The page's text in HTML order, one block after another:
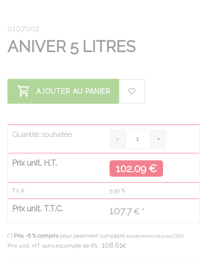
0107002
ANIVER 5 LITRES
AJOUTER AU PANIER
Quantité souhaitée
Prix unit. H.T. 102.09 €
T.V.A. 5.50 %
Prix unit. T.T.C. 107.7 € *
(*) Prix -6 % compris pour paiement comptant (conformément à nos CGV)
Prix unit. HT sans escompte de 6% : 108.61€